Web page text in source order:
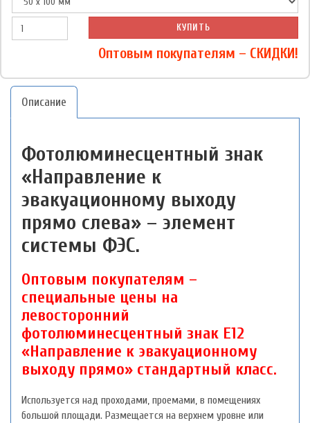
КУПИТЬ
Оптовым покупателям – СКИДКИ!
Описание
Фотолюминесцентный знак
«Направление к
эвакуационному выходу
прямо слева» – элемент
системы ФЭС.
Оптовым покупателям –
специальные цены на
левосторонний
фотолюминесцентный знак Е12
«Направление к эвакуационному
выходу прямо» стандартный класс.
Используется над проходами, проемами, в помещениях
большой площади. Размещается на верхнем уровне или